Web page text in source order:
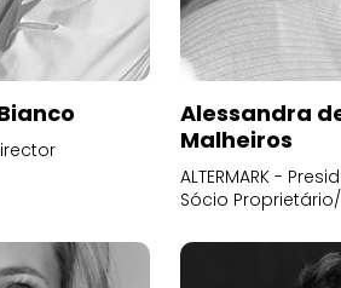
Alessandra
Malheiros
ALTERMARK -
Sócio